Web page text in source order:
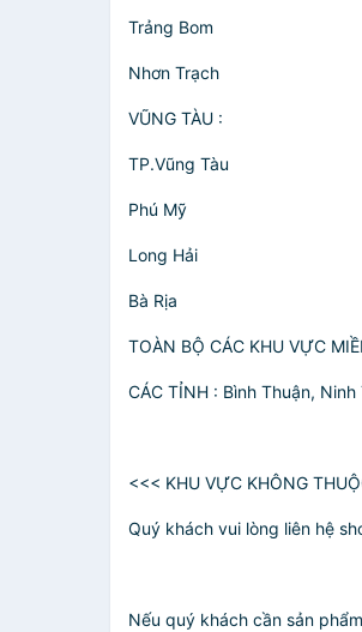
Trảng Bom
Nhơn Trạch
VŨNG TÀU :
TP.Vũng Tàu
Phú Mỹ
Long Hải
Bà Rịa
TOÀN BỘ CÁC KHU VỰC
CÁC TỈNH : Bình Thuận,
<<< KHU VỰC KHÔNG
Quý khách vui lòng liên hệ
Nếu quý khách cần sản